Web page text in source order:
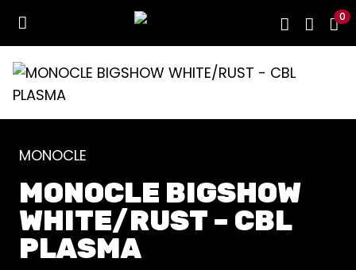
0
MONOCLE
MONOCLE BIGSHOW
WHITE/RUST – CBL
PLASMA